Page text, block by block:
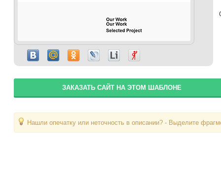
ЗАКАЗАТЬ САЙТ НА ЭТОМ ШАБЛОНЕ
Нашли опечатку или неточность в описании? - Выделите